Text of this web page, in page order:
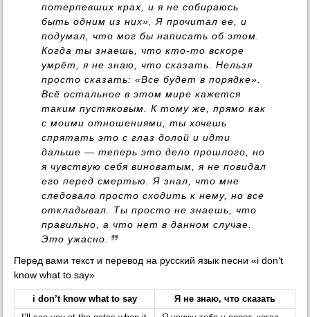
потерпевших крах, и я не собираюсь
быть одним из них». Я прочитал ее, и
подумал, что мог бы написать об этом.
Когда ты знаешь, что кто-то вскоре
умрёт, я не знаю, что сказать. Нельзя
просто сказать: «Все будет в порядке».
Всё остальное в этом мире кажется
таким пустяковым. К тому же, прямо как
с моими отношениями, ты хочешь
спрятать это с глаз долой и идти
дальше — теперь это дело прошлого, но
я чувствую себя виноватым, я не повидал
его перед смертью. Я знал, что мне
следовало просто сходить к нему, но все
откладывал. Ты просто не знаешь, что
правильно, а что нет в данном случае.
Это ужасно.
Перед вами текст и перевод на русский язык песни «i don’t
know what to say»
i don’t know what to say
Я не знаю, что сказать